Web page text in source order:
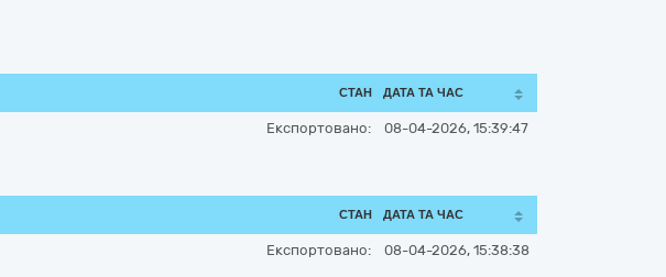
СТАН ДАТА ТА ЧАС
Експортовано: 08-04-2026, 15:39:47
СТАН ДАТА ТА ЧАС
Експортовано: 08-04-2026, 15:38:38